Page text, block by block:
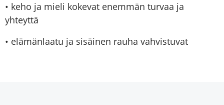
• keho ja mieli kokevat enemmän turvaa ja
yhteyttä
• elämänlaatu ja sisäinen rauha vahvistuvat